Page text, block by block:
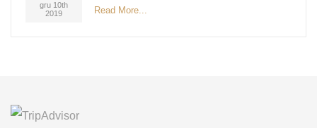
gru 10th
2019
Read More...